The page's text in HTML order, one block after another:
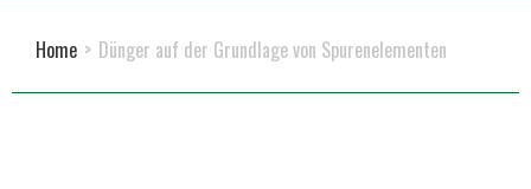
Home > Dünger auf der Grundlage von Spurenelementen